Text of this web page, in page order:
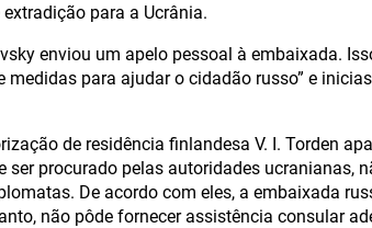
para a Ucrânia.
enviou um apelo pessoal à embaixada.
medidas para ajudar o cidadão russo” e
de residência finlandesa V. I. Torden
ser procurado pelas autoridades ucranianas,
De acordo com eles, a embaixada
não pôde fornecer assistência consular